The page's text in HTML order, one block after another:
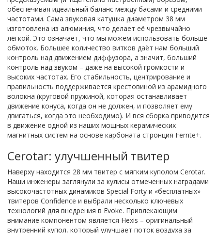
обеспечивая идеальный баланс между басами и средними
частотами. Сама звуковая катушка диаметром 38 мм
изготовлена из алюминия, что делает её чрезвычайно
лёгкой. Это означает, что мы можем использовать больше
обмоток. Большее количество витков даёт нам больший
контроль над движением диффузора, а значит, больший
контроль над звуком – даже на высокой громкости и
высоких частотах. Его стабильность, центрирование и
правильность поддерживается крестовиной из арамидного
волокна (круговой пружиной, которая останавливает
движение конуса, когда он не должен, и позволяет ему
двигаться, когда это необходимо). И вся сборка приводится
в движение одной из наших мощных керамических
магнитных систем на основе карбоната стронция Ferrite+.
Cerotar: улучшенный твитер
Наверху находится 28 мм твитер с мягким куполом Cerotar.
Наши инженеры заглянули за кулисы отмеченных наградами
высокочастотных динамиков Special Forty и «бесплатных»
твитеров Confidence и выбрали несколько ключевых
технологий для внедрения в Evoke. Привлекающим
внимание компонентом является Hexis – оригинальный
внутренний купол, который улучшает поток воздуха за